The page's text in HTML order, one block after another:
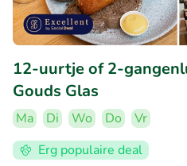
12-uurtje of 2-
Gouds Glas
Ma Di Wo Do
Vr
Erg populaire deal